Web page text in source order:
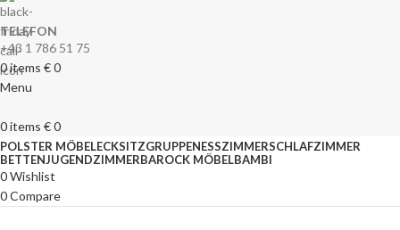
TELEFON
+43 1 786 51 75
0items €0
Menu
0items €0
POLSTER MÖBELECKSITZGRUPPENESSZIMMERSCHLAFZIMMER
BETTENJUGENDZIMMERBAROCK MÖBELBAMBI
0Wishlist
0Compare